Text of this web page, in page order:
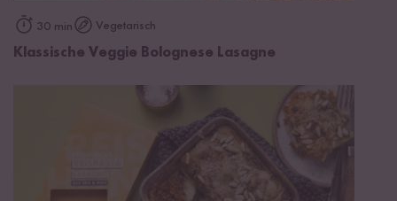
30 min Vegetarisch
Klassische Veggie Bolognese Lasagne